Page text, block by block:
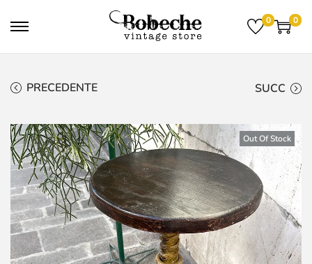
0 0
PRECEDENTE SUCC
Out Of Stock